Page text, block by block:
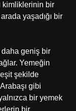
kimliklerinin bir
yaşadığı bir
daha geniş bir
Yemeğin
şekilde
gibi
bir yemek
bir